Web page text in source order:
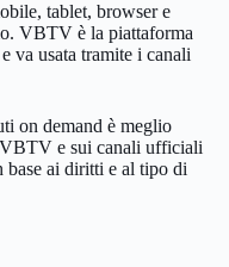
tablet, browser e
VBTV è la piattaforma
usata tramite i canali
on demand è meglio
e sui canali ufficiali
ai diritti e al tipo di